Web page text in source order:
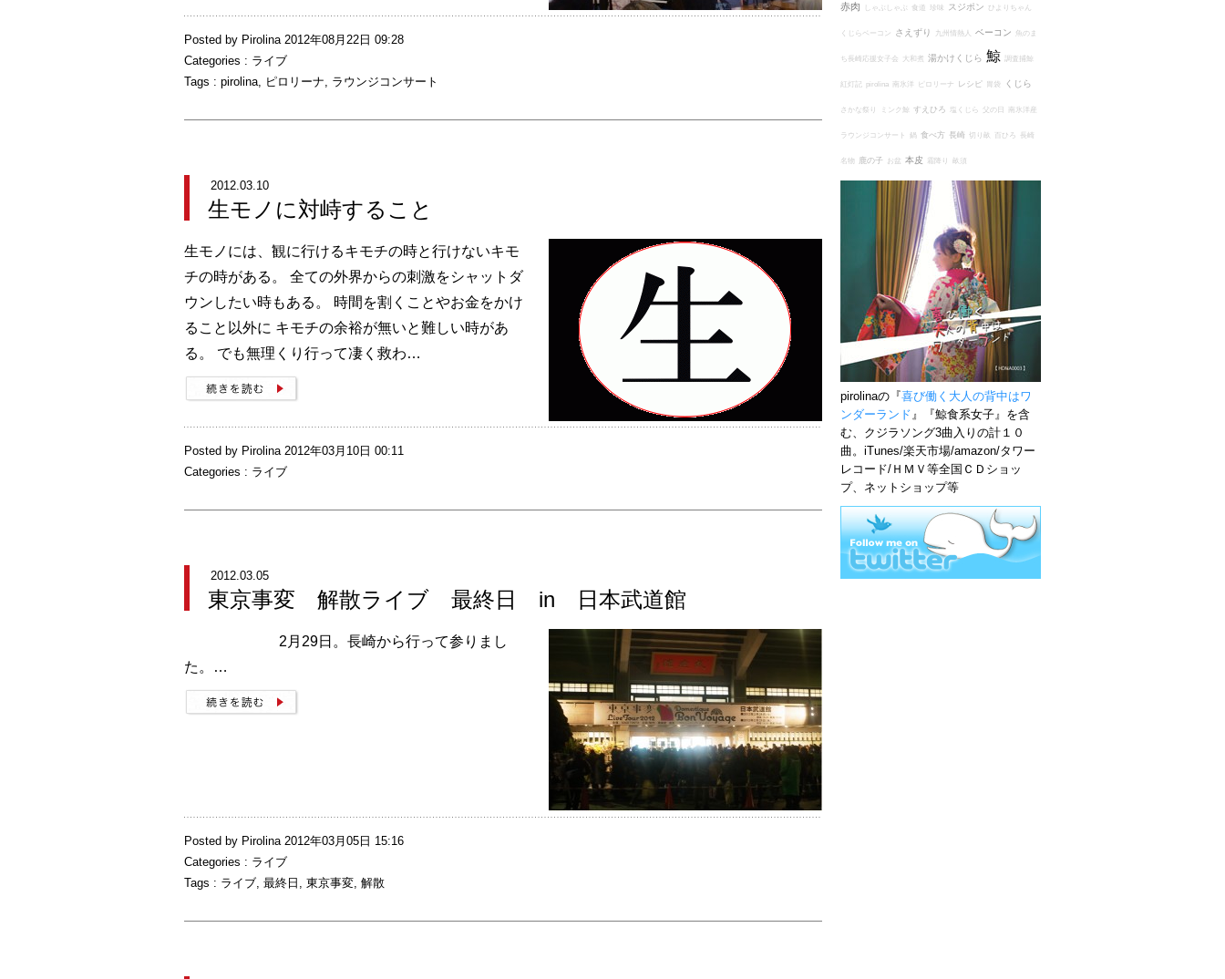
Posted by Pirolina 2012年08月22日 09:28
Categories : ライブ
Tags : pirolina, ピロリーナ, ラウンジコンサート
2012.03.10
生モノに対峙すること
生モノには、観に行けるキモチの時と行けないキモ
チの時がある。 全ての外界からの刺激をシャットダ
ウンしたい時もある。 時間を割くことやお金をかけ
ること以外に キモチの余裕が無いと難しい時があ
る。 でも無理くり行って凄く救わ…
Posted by Pirolina 2012年03月10日 00:11
Categories : ライブ
2012.03.05
東京事変 解散ライブ 最終日 in 日本武道館
2月29日。長崎から行って参りまし
た。…
Posted by Pirolina 2012年03月05日 15:16
Categories : ライブ
Tags : ライブ, 最終日 , 東京事変, 解散
赤肉 しゃぶしゃぶ 食道 珍味 スジポン ひよりちゃん
くじらベーコン さえずり 九州情熱人 ベーコン 魚のま
ち長崎応援女子会 大和煮 湯かけくじら 鯨 調査捕鯨
紅灯記 pirolina 南氷洋 ピロリーナ レシピ 胃袋 くじら
さかな祭り ミンク鯨 すえひろ 塩くじら 父の日 南氷洋産
ラウンジコンサート 鍋 食べ方 長崎 切り畝 百ひろ 長崎
名物 鹿の子 お盆 本皮 霜降り 畝須
pirolinaの『喜び働く大人の背中はワ
ンダーランド』『鯨食系女子』を含
む、クジラソング3曲入りの計１０
曲。iTunes/楽天市場/amazon/タワー
レコード/ＨＭＶ等全国ＣＤショッ
プ、ネットショップ等